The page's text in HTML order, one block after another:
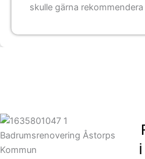
skulle gärna